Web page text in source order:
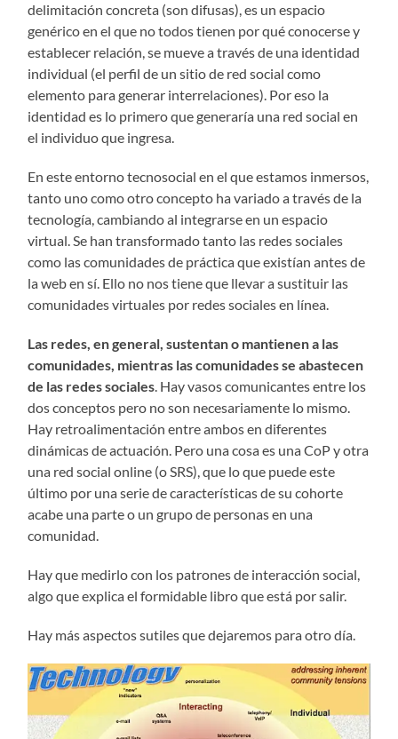
delimitación concreta (son difusas), es un espacio
genérico en el que no todos tienen por qué conocerse y
establecer relación, se mueve a través de una identidad
individual (el perfil de un sitio de red social como
elemento para generar interrelaciones). Por eso la
identidad es lo primero que generaría una red social en
el individuo que ingresa.
En este entorno tecnosocial en el que estamos inmersos,
tanto uno como otro concepto ha variado a través de la
tecnología, cambiando al integrarse en un espacio
virtual. Se han transformado tanto las redes sociales
como las comunidades de práctica que existían antes de
la web en sí. Ello no nos tiene que llevar a sustituir las
comunidades virtuales por redes sociales en línea.
Las redes, en general, sustentan o mantienen a las
comunidades, mientras las comunidades se abastecen
de las redes sociales. Hay vasos comunicantes entre los
dos conceptos pero no son necesariamente lo mismo.
Hay retroalimentación entre ambos en diferentes
dinámicas de actuación. Pero una cosa es una CoP y otra
una red social online (o SRS), que lo que puede este
último por una serie de características de su cohorte
acabe una parte o un grupo de personas en una
comunidad.
Hay que medirlo con los patrones de interacción social,
algo que explica el formidable libro que está por salir.
Hay más aspectos sutiles que dejaremos para otro día.